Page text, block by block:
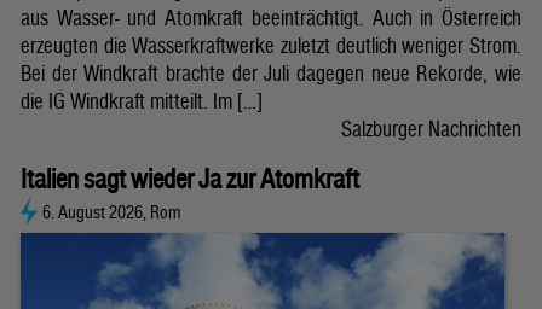
aus Wasser- und Atomkraft beeinträchtigt. Auch in Österreich
erzeugten die Wasserkraftwerke zuletzt deutlich weniger Strom.
Bei der Windkraft brachte der Juli dagegen neue Rekorde, wie
die IG Windkraft mitteilt. Im […]
Salzburger Nachrichten
Italien sagt wieder Ja zur Atomkraft
6. August 2026, Rom